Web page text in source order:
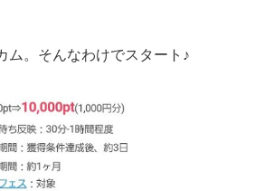
ム。そんなわけでスタート♪